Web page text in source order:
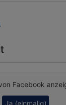
Facebook